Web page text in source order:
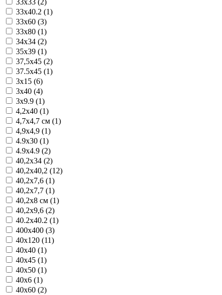
33x33 (2)
33x40.2 (1)
33x60 (3)
33x80 (1)
34x34 (2)
35x39 (1)
37,5x45 (2)
37.5x45 (1)
3x15 (6)
3x40 (4)
3x9.9 (1)
4,2x40 (1)
4,7x4,7 см (1)
4,9x4,9 (1)
4.9x30 (1)
4.9x4.9 (2)
40,2x34 (2)
40,2x40,2 (12)
40,2x7,6 (1)
40,2x7,7 (1)
40,2x8 см (1)
40,2x9,6 (2)
40.2x40.2 (1)
400x400 (3)
40x120 (11)
40x40 (1)
40x45 (1)
40x50 (1)
40x6 (1)
40x60 (2)